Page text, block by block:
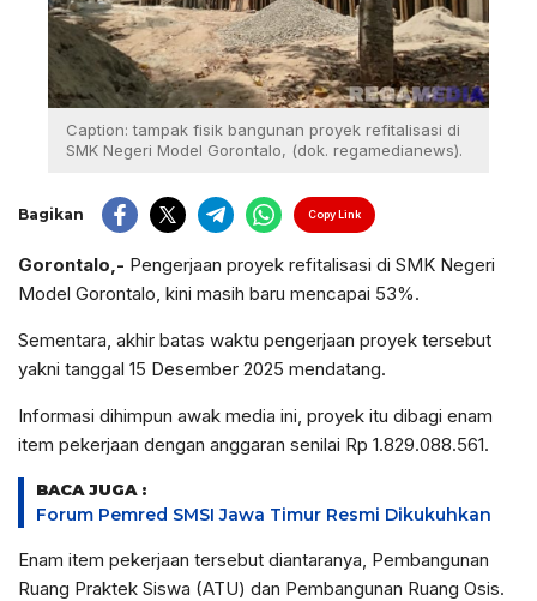
Caption: tampak fisik bangunan proyek refitalisasi di
SMK Negeri Model Gorontalo, (dok. regamedianews).
Bagikan Copy Link
Gorontalo,- Pengerjaan proyek refitalisasi di SMK Negeri
Model Gorontalo, kini masih baru mencapai 53%.
Sementara, akhir batas waktu pengerjaan proyek tersebut
yakni tanggal 15 Desember 2025 mendatang.
Informasi dihimpun awak media ini, proyek itu dibagi enam
item pekerjaan dengan anggaran senilai Rp 1.829.088.561.
BACA JUGA :
Forum Pemred SMSI Jawa Timur Resmi Dikukuhkan
Enam item pekerjaan tersebut diantaranya, Pembangunan
Ruang Praktek Siswa (ATU) dan Pembangunan Ruang Osis.